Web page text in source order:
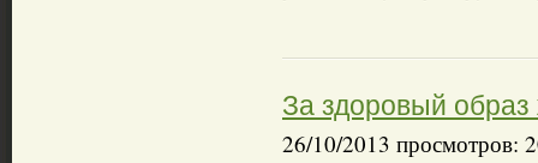
За здоровый образ
26/10/2013 просмотров: